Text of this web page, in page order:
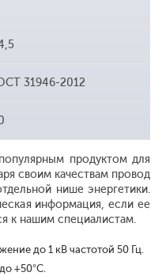
31946-2012
продуктом для
своим качествам провод
нише энергетики.
информация, если ее
к нашим специалистам.
до 1 кВ частотой 50 Гц.
+50°С.